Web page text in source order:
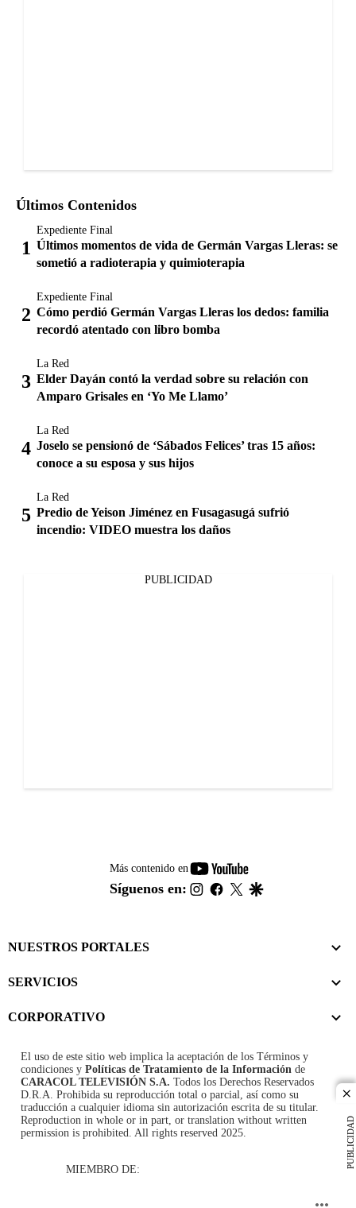
PUBLICIDAD
Últimos Contenidos
Expediente Final
Últimos momentos de vida de Germán Vargas Lleras: se
sometió a radioterapia y quimioterapia
Expediente Final
Cómo perdió Germán Vargas Lleras los dedos: familia
recordó atentado con libro bomba
La Red
Elder Dayán contó la verdad sobre su relación con
Amparo Grisales en ‘Yo Me Llamo’
La Red
Joselo se pensionó de ‘Sábados Felices’ tras 15 años:
conoce a su esposa y sus hijos
La Red
Predio de Yeison Jiménez en Fusagasugá sufrió
incendio: VIDEO muestra los daños
PUBLICIDAD
Más contenido en
youtube-
footer
Síguenos en: instagram
facebook
twitter
NUESTROS PORTALES
SERVICIOS
CORPORATIVO
El uso de este sitio web implica la aceptación de los Términos y
condiciones y Políticas de Tratamiento de la Información de
CARACOL TELEVISIÓN S.A. Todos los Derechos Reservados
D.R.A. Prohibida su reproducción total o parcial, así como su
traducción a cualquier idioma sin autorización escrita de su titular.
Reproduction in whole or in part, or translation without written
permission is prohibited. All rights reserved 2025.
MIEMBRO DE: